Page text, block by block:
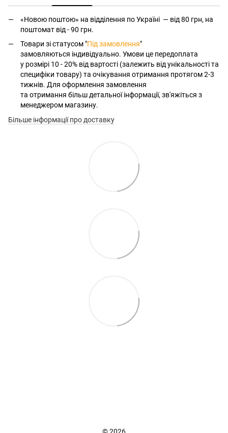
«Новою поштою» на відділення по Україні — від 80 грн, на
поштомат від - 90 грн.
Товари зі статусом "Під замовлення"
замовляються індивідуально. Умови це передоплата
у розмірі 10 - 20% від вартості (залежить від унікальності та
специфіки товару) та очікування отримання протягом 2-3
тижнів. Для оформлення замовлення
та отримання більш детальної інформації, зв'яжіться з
менеджером магазину.
Більше інформації про доставку
© 2026